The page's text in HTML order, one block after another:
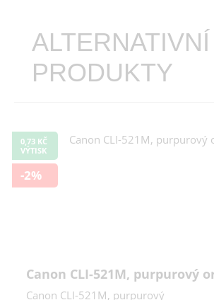
ALTERNATIVNÍ
PRODUKTY
0,73 KČ
VÝTISK
-2%
Canon CLI-521M, purpurový
Canon CLI-521M, purpurový